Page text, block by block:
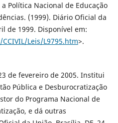
Política Nacional de Educação
(1999). Diário Oficial da
de 1999. Disponível em:
Leis/L9795.htm>.
23 de fevereiro de 2005. Institui
Pública e Desburocratização
do Programa Nacional de
e dá outras